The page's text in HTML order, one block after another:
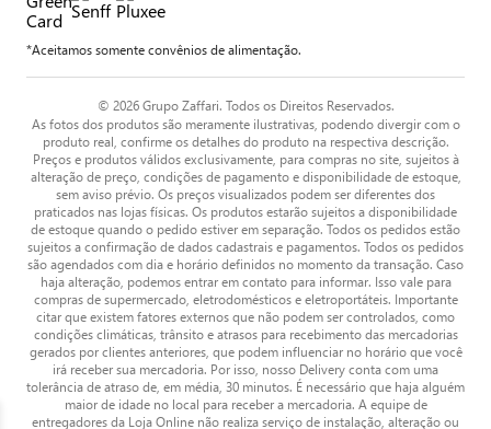
*Aceitamos somente convênios de alimentação.
© 2026 Grupo Zaffari. Todos os Direitos Reservados.
As fotos dos produtos são meramente ilustrativas, podendo divergir com o
produto real, confirme os detalhes do produto na respectiva descrição.
Preços e produtos válidos exclusivamente, para compras no site, sujeitos à
alteração de preço, condições de pagamento e disponibilidade de estoque,
sem aviso prévio. Os preços visualizados podem ser diferentes dos
praticados nas lojas físicas. Os produtos estarão sujeitos a disponibilidade
de estoque quando o pedido estiver em separação. Todos os pedidos estão
sujeitos a confirmação de dados cadastrais e pagamentos. Todos os pedidos
são agendados com dia e horário definidos no momento da transação. Caso
haja alteração, podemos entrar em contato para informar. Isso vale para
compras de supermercado, eletrodomésticos e eletroportáteis. Importante
citar que existem fatores externos que não podem ser controlados, como
condições climáticas, trânsito e atrasos para recebimento das mercadorias
gerados por clientes anteriores, que podem influenciar no horário que você
irá receber sua mercadoria. Por isso, nosso Delivery conta com uma
tolerância de atraso de, em média, 30 minutos. É necessário que haja alguém
maior de idade no local para receber a mercadoria. A equipe de
entregadores da Loja Online não realiza serviço de instalação, alteração ou